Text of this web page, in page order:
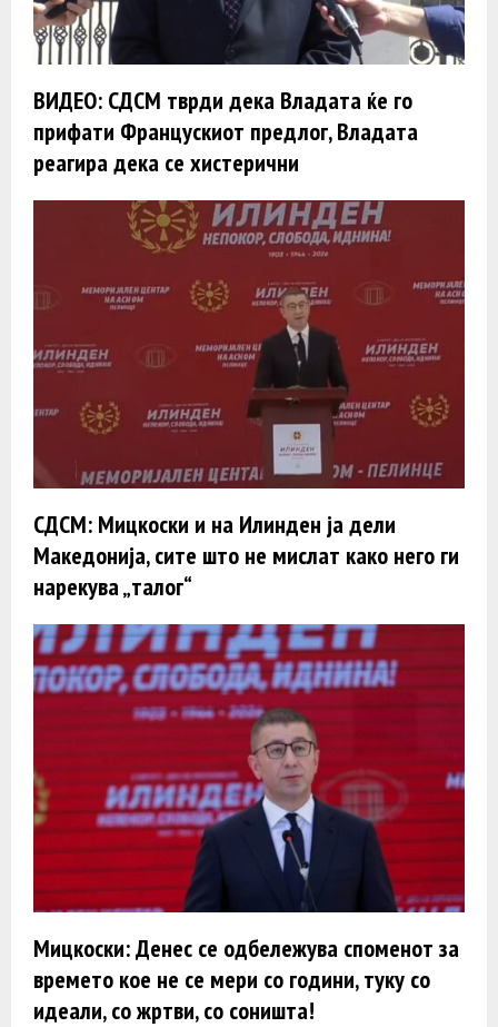
ВИДЕО: СДСМ тврди дека Владата ќе го
прифати Францускиот предлог, Владата
реагира дека се хистерични
СДСМ: Мицкоски и на Илинден ја дели
Македонија, сите што не мислат како него ги
нарекува „талог“
Мицкоски: Денес се одбележува споменот за
времето кое не се мери со години, туку со
идеали, со жртви, со соништа!